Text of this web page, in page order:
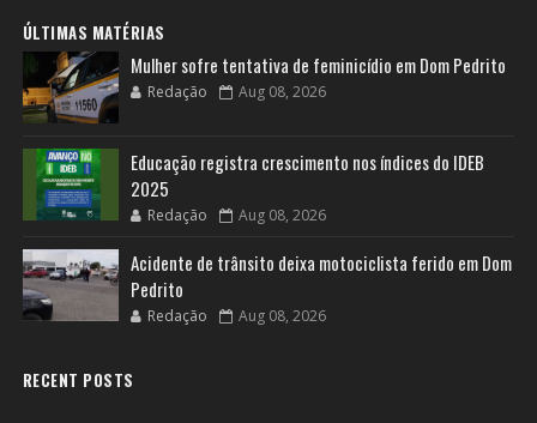
ÚLTIMAS MATÉRIAS
Mulher sofre tentativa de feminicídio em Dom Pedrito
Redação Aug 08, 2026
Educação registra crescimento nos índices do IDEB
2025
Redação Aug 08, 2026
Acidente de trânsito deixa motociclista ferido em Dom
Pedrito
Redação Aug 08, 2026
RECENT POSTS